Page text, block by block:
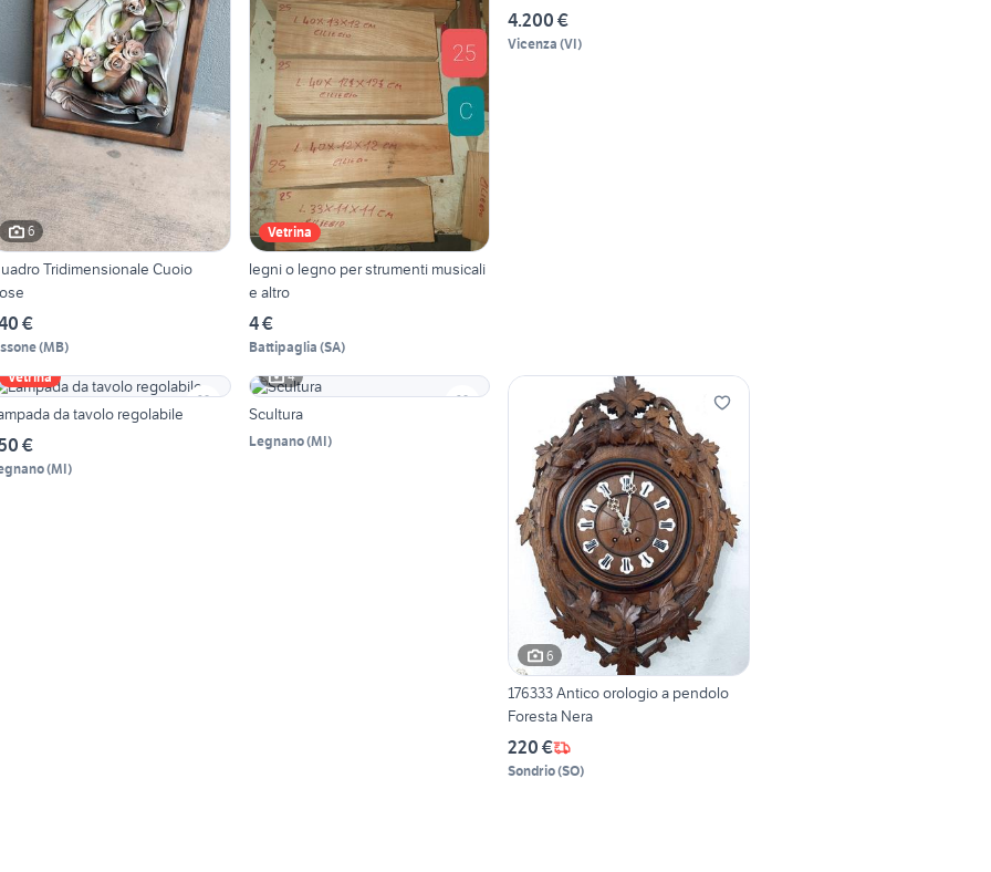
6
Tridimensionale Cuoio
€
(MB)
Vetrina
legni o legno per strumenti musicali
e altro
4 €
Battipaglia (SA)
4.200 €
Vicenza (VI)
Vetrina
da tavolo regolabile
€
(MI)
4
Scultura
Legnano(MI)
6
176333 Antico orologio a pendolo
Foresta Nera
220 €
Sondrio(SO)